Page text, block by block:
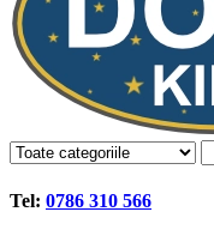
Tel: 0786 310 566